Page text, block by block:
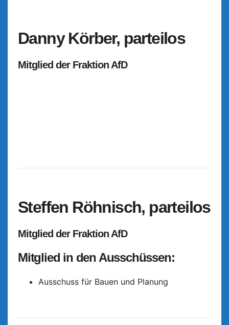
Danny Körber, parteilos
Mitglied der Fraktion AfD
Steffen Röhnisch, parteilos
Mitglied der Fraktion AfD
Mitglied in den Ausschüssen:
Ausschuss für Bauen und Planung